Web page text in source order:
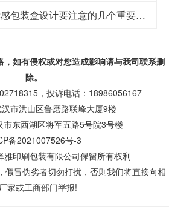
包装盒印刷制作-孝感包装盒设计要注意的几个重要因素
，如有侵权或对您造成影响请与我司联系删
除。
，投诉电话：18986056167
市洪山区鲁磨路联峰大厦9楼
市东西湖区将军五路5号院3号楼
备2021007526号-3
雅印刷包装有限公司保留所有权利
假冒伪劣者切勿打扰，否则我们将直接向相
家或工商部门举报!